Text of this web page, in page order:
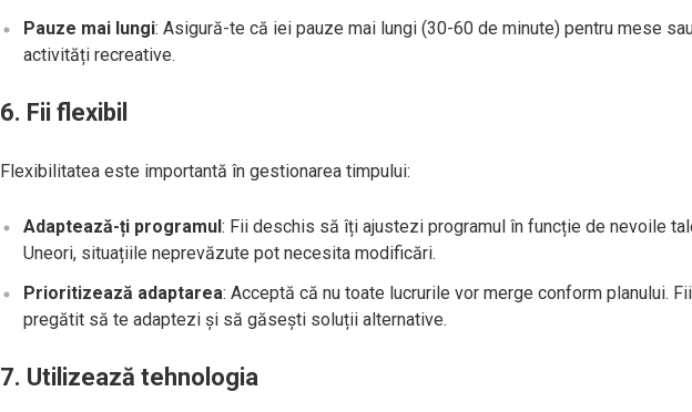
Pauze mai lungi: Asigură-te că iei pauze mai lungi (30-60 de minute) pentru mese
activități recreative.
6. Fii flexibil
Flexibilitatea este importantă în gestionarea timpului:
Adaptează-ți programul: Fii deschis să îți ajustezi programul în funcție de nevoile
Uneori, situațiile neprevăzute pot necesita modificări.
Prioritizează adaptarea: Acceptă că nu toate lucrurile vor merge conform planului. Fii
pregătit să te adaptezi și să găsești soluții alternative.
7. Utilizează tehnologia